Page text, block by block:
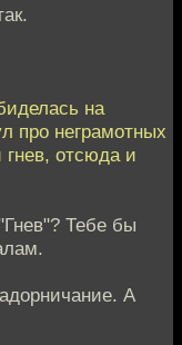
на
про неграмотных
отсюда и
Тебе бы
А